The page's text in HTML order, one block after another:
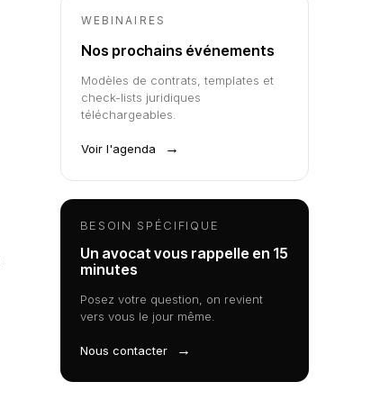
WEBINAIRES
Nos prochains événements
Modèles de contrats, templates et
check-lists juridiques
téléchargeables.
Voir l'agenda →
BESOIN SPÉCIFIQUE
Un avocat vous rappelle en 15
minutes
Posez votre question, on revient
vers vous le jour même.
Nous contacter →